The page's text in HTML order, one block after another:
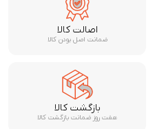
اصالت کالا
ضمانت اصل بودن کالا
بازگشت کالا
هفت روز ضمانت بازگشت کالا